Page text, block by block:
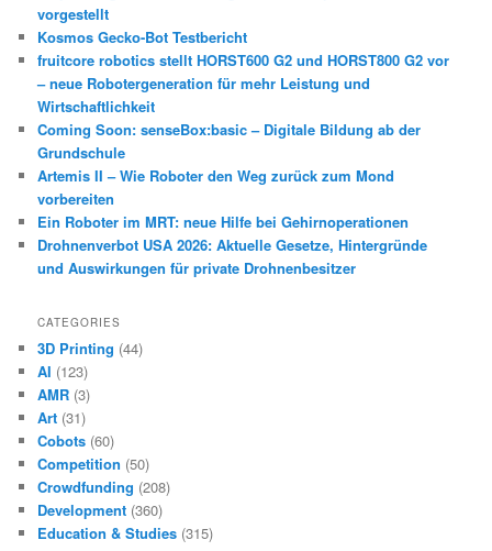
vorgestellt
Kosmos Gecko-Bot Testbericht
fruitcore robotics stellt HORST600 G2 und HORST800 G2 vor
– neue Robotergeneration für mehr Leistung und
Wirtschaftlichkeit
Coming Soon: senseBox:basic – Digitale Bildung ab der
Grundschule
Artemis II – Wie Roboter den Weg zurück zum Mond
vorbereiten
Ein Roboter im MRT: neue Hilfe bei Gehirnoperationen
Drohnenverbot USA 2026: Aktuelle Gesetze, Hintergründe
und Auswirkungen für private Drohnenbesitzer
CATEGORIES
3D Printing (44)
AI (123)
AMR (3)
Art (31)
Cobots (60)
Competition (50)
Crowdfunding (208)
Development (360)
Education & Studies (315)